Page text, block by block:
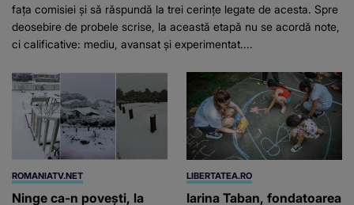
fața comisiei și să răspundă la trei cerințe legate de acesta. Spre
deosebire de probele scrise, la această etapă nu se acordă note,
ci calificative: mediu, avansat și experimentat....
ROMANIATV.NET
Ninge ca-n povești, la
LIBERTATEA.RO
Iarina Taban, fondatoarea